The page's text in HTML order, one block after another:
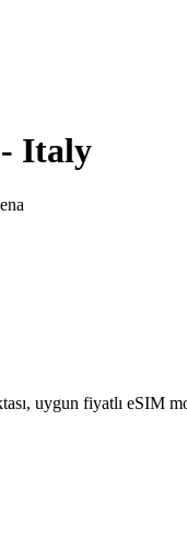
- Italy
uygun fiyatlı eSIM